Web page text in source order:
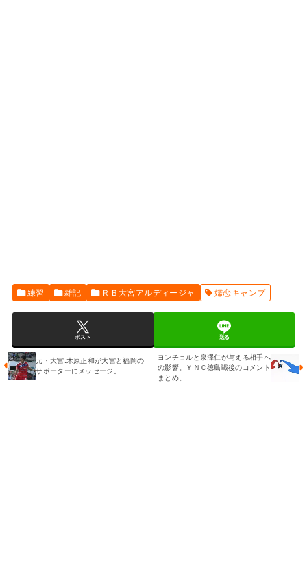
練習 雑記 ＲＢ大宮アルディージャ 嬬恋キャンプ
ポスト 送る
元・大宮:木原正和が大宮と福岡の
サポーターにメッセージ。
ヨンチョルと泉澤仁が与える相手へ
の影響。ＹＮＣ徳島戦後のコメント
まとめ。